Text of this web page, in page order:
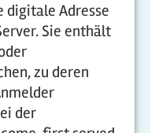
digitale Adresse
Sie enthält
zu deren
der